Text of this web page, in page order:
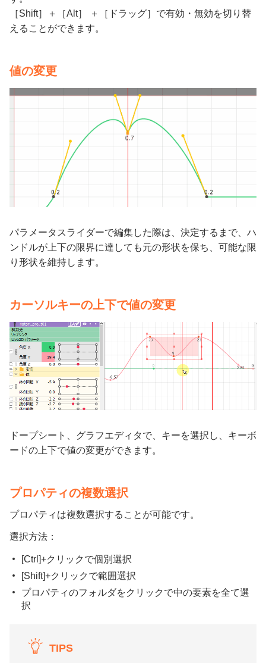
［Shift］＋［Alt］ ＋［ドラッグ］で有効・無効を切り替
えることができます。
値の変更
パラメータスライダーで編集した際は、決定するまで、ハ
ンドルが上下の限界に達しても元の形状を保ち、可能な限
り形状を維持します。
カーソルキーの上下で値の変更
ドープシート、グラフエディタで、キーを選択し、キーボ
ードの上下で値の変更ができます。
プロパティの複数選択
プロパティは複数選択することが可能です。
選択方法：
[Ctrl]+クリックで個別選択
[Shift]+クリックで範囲選択
プロパティのフォルダをクリックで中の要素を全て選
択
TIPS